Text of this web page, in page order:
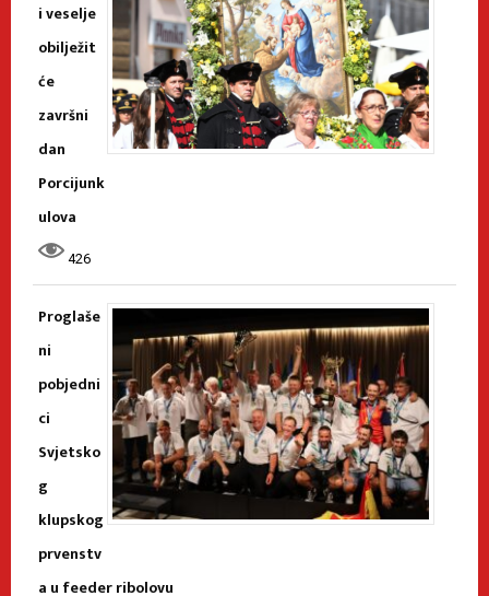
i veselje
obilježit
će
završni
dan
Porcijunk
ulova
426
Proglaše
ni
pobjedni
ci
Svjetsko
g
klupskog
prvenstv
a u feeder ribolovu